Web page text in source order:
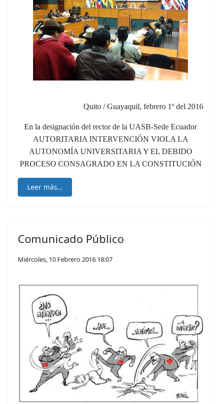
Quito / Guayaquil, febrero 1º del 2016
En la designación del rector de la UASB-Sede Ecuador
AUTORITARIA INTERVENCIÓN VIOLA LA
AUTONOMÍA UNIVERSITARIA Y EL DEBIDO
PROCESO CONSAGRADO EN LA CONSTITUCIÓN
Leer más…
Comunicado Público
Miércoles, 10 Febrero 2016 18:07